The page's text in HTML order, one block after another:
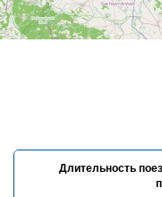
Длительность